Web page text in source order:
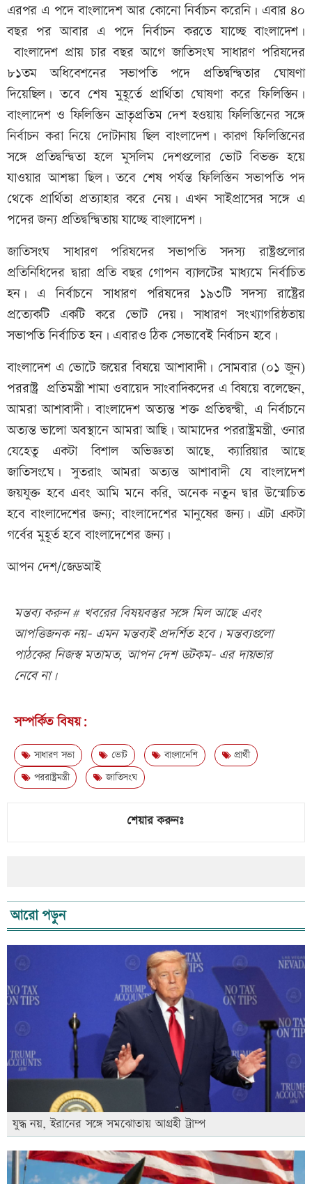
এরপর এ পদে বাংলাদেশ আর কোনো নির্বাচন করেনি। এবার ৪০
বছর পর আবার এ পদে নির্বাচন করতে যাচ্ছে বাংলাদেশ।
বাংলাদেশ প্রায় চার বছর আগে জাতিসংঘ সাধারণ পরিষদের
৮১তম অধিবেশনের সভাপতি পদে প্রতিদ্বন্দ্বিতার ঘোষণা
দিয়েছিল। তবে শেষ মুহূর্তে প্রার্থিতা ঘোষণা করে ফিলিস্তিন।
বাংলাদেশ ও ফিলিস্তিন ভ্রাতৃপ্রতিম দেশ হওয়ায় ফিলিস্তিনের সঙ্গে
নির্বাচন করা নিয়ে দোটানায় ছিল বাংলাদেশ। কারণ ফিলিস্তিনের
সঙ্গে প্রতিদ্বন্দ্বিতা হলে মুসলিম দেশগুলোর ভোট বিভক্ত হয়ে
যাওয়ার আশঙ্কা ছিল। তবে শেষ পর্যন্ত ফিলিস্তিন সভাপতি পদ
থেকে প্রার্থিতা প্রত্যাহার করে নেয়। এখন সাইপ্রাসের সঙ্গে এ
পদের জন্য প্রতিদ্বন্দ্বিতায় যাচ্ছে বাংলাদেশ।
জাতিসংঘ সাধারণ পরিষদের সভাপতি সদস্য রাষ্ট্রগুলোর
প্রতিনিধিদের দ্বারা প্রতি বছর গোপন ব্যালটের মাধ্যমে নির্বাচিত
হন। এ নির্বাচনে সাধারণ পরিষদের ১৯৩টি সদস্য রাষ্ট্রের
প্রত্যেকটি একটি করে ভোট দেয়। সাধারণ সংখ্যাগরিষ্ঠতায়
সভাপতি নির্বাচিত হন। এবারও ঠিক সেভাবেই নির্বাচন হবে।
বাংলাদেশ এ ভোটে জয়ের বিষয়ে আশাবাদী। সোমবার (০১ জুন)
পররাষ্ট্র প্রতিমন্ত্রী শামা ওবায়েদ সাংবাদিকদের এ বিষয়ে বলেছেন,
আমরা আশাবাদী। বাংলাদেশ অত্যন্ত শক্ত প্রতিদ্বন্দ্বী, এ নির্বাচনে
অত্যন্ত ভালো অবস্থানে আমরা আছি। আমাদের পররাষ্ট্রমন্ত্রী, ওনার
যেহেতু একটা বিশাল অভিজ্ঞতা আছে, ক্যারিয়ার আছে
জাতিসংঘে। সুতরাং আমরা অত্যন্ত আশাবাদী যে বাংলাদেশ
জয়যুক্ত হবে এবং আমি মনে করি, অনেক নতুন দ্বার উন্মোচিত
হবে বাংলাদেশের জন্য; বাংলাদেশের মানুষের জন্য। এটা একটা
গর্বের মুহূর্ত হবে বাংলাদেশের জন্য।
আপন দেশ/জেডআই
মন্তব্য করুন # খবরের বিষয়বস্তুর সঙ্গে মিল আছে এবং
আপত্তিজনক নয়- এমন মন্তব্যই প্রদর্শিত হবে। মন্তব্যগুলো
পাঠকের নিজস্ব মতামত, আপন দেশ ডটকম- এর দায়ভার
নেবে না।
সম্পর্কিত বিষয়:
সাধারণ সভা ভোট বাংলাদেশি
প্রার্থী
পররাষ্ট্রমন্ত্রী
জাতিসংঘ
শেয়ার করুনঃ
আরো পড়ুন
যুদ্ধ নয়, ইরানের সঙ্গে সমঝোতায় আগ্রহী ট্রাম্প